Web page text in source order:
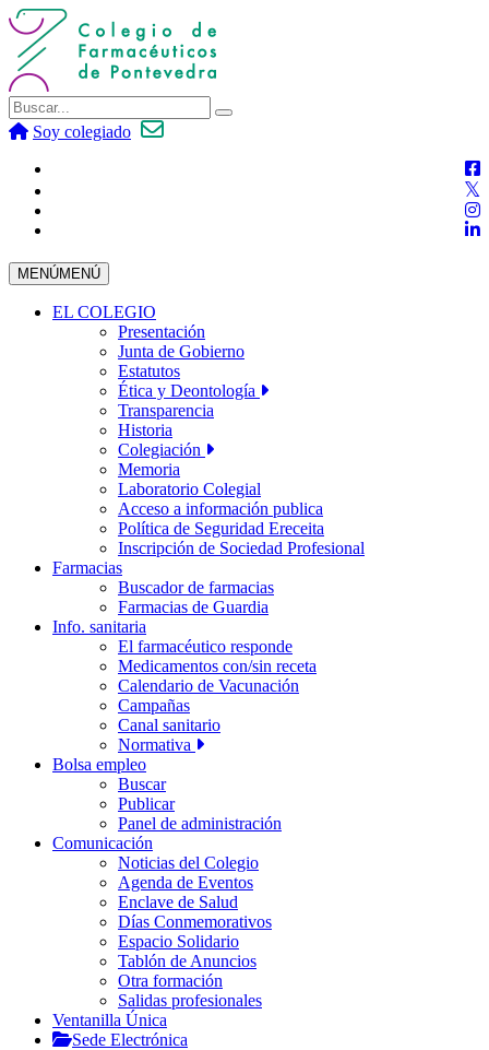
Soy colegiado
MENÚMENÚ
EL COLEGIO
Presentación
Junta de Gobierno
Estatutos
Ética y Deontología
Transparencia
Historia
Colegiación
Memoria
Laboratorio Colegial
Acceso a información publica
Política de Seguridad Ereceita
Inscripción de Sociedad Profesional
Farmacias
Buscador de farmacias
Farmacias de Guardia
Info. sanitaria
El farmacéutico responde
Medicamentos con/sin receta
Calendario de Vacunación
Campañas
Canal sanitario
Normativa
Bolsa empleo
Buscar
Publicar
Panel de administración
Comunicación
Noticias del Colegio
Agenda de Eventos
Enclave de Salud
Días Conmemorativos
Espacio Solidario
Tablón de Anuncios
Otra formación
Salidas profesionales
Ventanilla Única
Sede Electrónica